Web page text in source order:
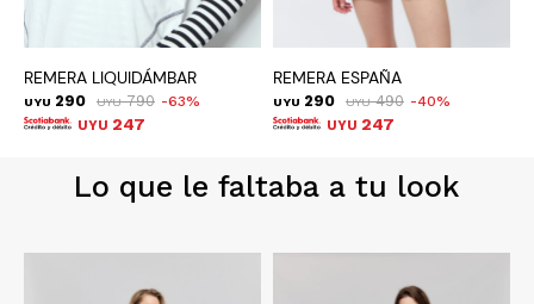
REMERA LIQUIDÁMBAR
UYU 290 UYU 790 63
UYU 247
REMERA ESPAÑA
UYU 290 UYU 490 40
UYU 247
Lo que le faltaba a tu look